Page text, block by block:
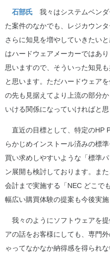
石部氏 我々はシステムベンダ
た案件のなかでも、レジカウン
さらに知見を増やしていきたい
はハードウェアメーカーではあ
思いますので、そういった知見
と思います。ただハードウェア
の先も見据えてより上流の部分
いける関係になっていければと思
直近の目標として、特定のHP
らかじめインストール済みの標
買い求めしやすいような「標準
ン展開も検討しております。ま
会計まで実施する「NEC どこで
幅広い購買体験の提案も今後実施
我々のようにソフトウェアを
アの話をお客様にしても、専門
ゃってなかなか納得感を得られ